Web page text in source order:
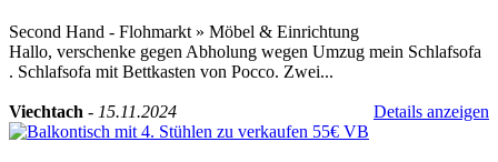
Second Hand - Flohmarkt » Möbel & Einrichtung
Hallo, verschenke gegen Abholung wegen Umzug mein Schlafsofa
. Schlafsofa mit Bettkasten von Pocco. Zwei...
Viechtach - 15.11.2024 Details anzeigen